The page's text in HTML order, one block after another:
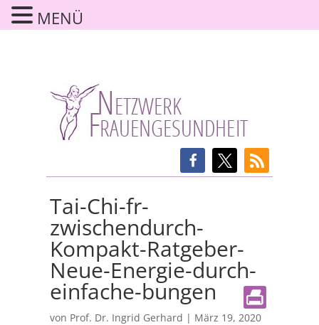
Tai-Chi-fr-
zwischendurch-
Kompakt-Ratgeber-
Neue-Energie-durch-
einfache-bungen
von Prof. Dr. Ingrid Gerhard | März 19, 2020
MENÜ